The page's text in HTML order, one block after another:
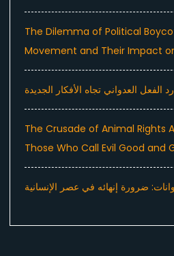
The Dilemma of Political
Movement and Their Impact
الفعل العدواني تجاه الأفكار الجديدة
The Crusade of Animal Rights
Those Who Call Evil Good and
ضرورة إنهائه في عصر الإنسانية